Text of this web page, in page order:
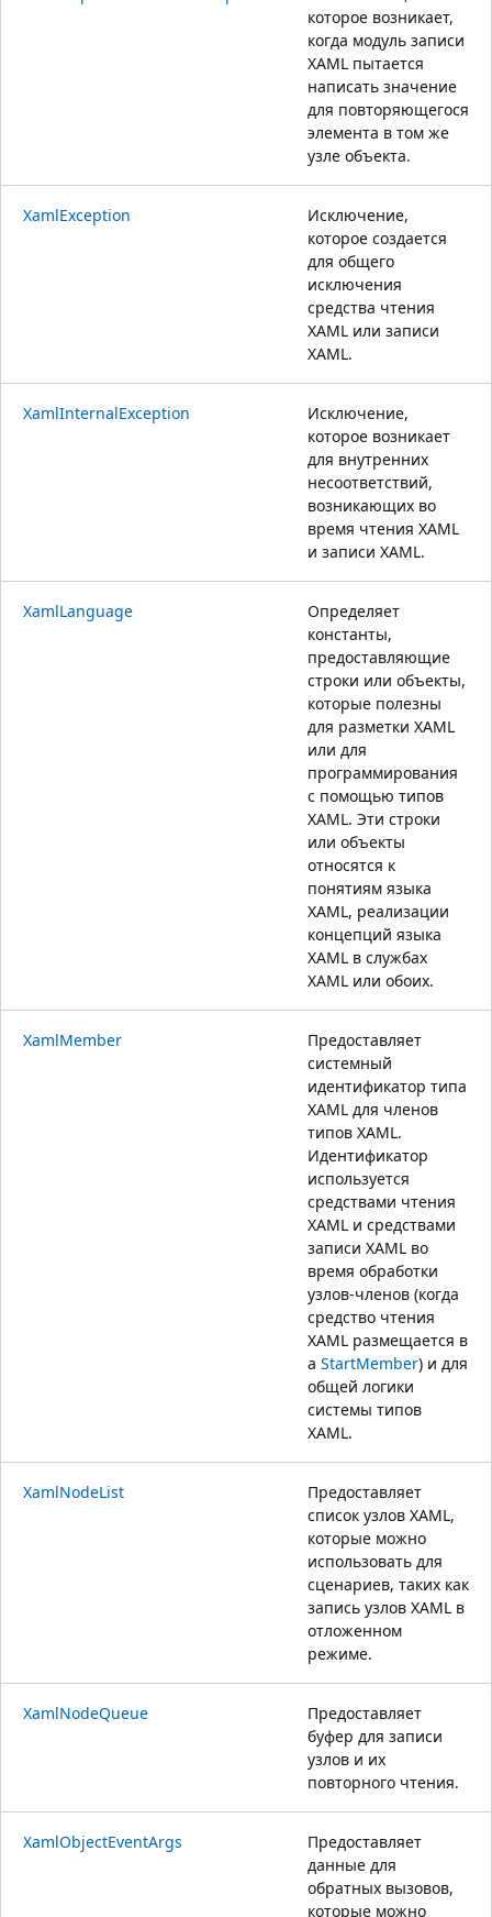
которое возникает,
когда модуль записи
XAML пытается
написать значение
для повторяющегося
элемента в том же
узле объекта.
XamlException
Исключение,
которое создается
для общего
исключения
средства чтения
XAML или записи
XAML.
XamlInternalException
Исключение,
которое возникает
для внутренних
несоответствий,
возникающих во
время чтения XAML
и записи XAML.
XamlLanguage
Определяет
константы,
предоставляющие
строки или объекты,
которые полезны
для разметки XAML
или для
программирования
с помощью типов
XAML. Эти строки
или объекты
относятся к
понятиям языка
XAML, реализации
концепций языка
XAML в службах
XAML или обоих.
XamlMember
Предоставляет
системный
идентификатор типа
XAML для членов
типов XAML.
Идентификатор
используется
средствами чтения
XAML и средствами
записи XAML во
время обработки
узлов-членов (когда
средство чтения
XAML размещается в
a StartMember) и для
общей логики
системы типов
XAML.
XamlNodeList
Предоставляет
список узлов XAML,
которые можно
использовать для
сценариев, таких как
запись узлов XAML в
отложенном
режиме.
XamlNodeQueue
Предоставляет
буфер для записи
узлов и их
повторного чтения.
XamlObjectEventArgs
Предоставляет
данные для
обратных вызовов,
которые можно